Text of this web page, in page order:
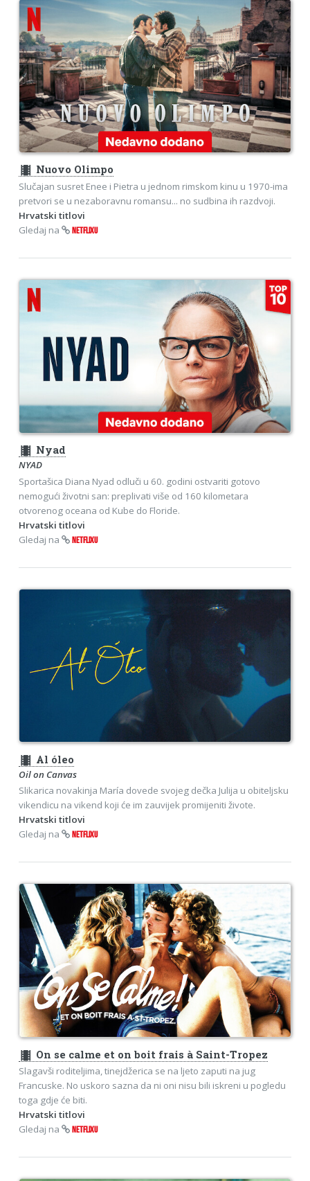
theaters Nuovo Olimpo
Slučajan susret Enee i Pietra u jednom rimskom kinu u 1970-ima
pretvori se u nezaboravnu romansu... no sudbina ih razdvoji.
Hrvatski titlovi
Gledaj na
NETFLIXU
theaters Nyad
NYAD
Sportašica Diana Nyad odluči u 60. godini ostvariti gotovo
nemogući životni san: preplivati više od 160 kilometara
otvorenog oceana od Kube do Floride.
Hrvatski titlovi
Gledaj na
NETFLIXU
theaters Al óleo
Oil on Canvas
Slikarica novakinja María dovede svojeg dečka Julija u obiteljsku
vikendicu na vikend koji će im zauvijek promijeniti živote.
Hrvatski titlovi
Gledaj na
NETFLIXU
theaters On se calme et on boit frais à Saint-Tropez
Slagavši roditeljima, tinejdžerica se na ljeto zaputi na jug
Francuske. No uskoro sazna da ni oni nisu bili iskreni u pogledu
toga gdje će biti.
Hrvatski titlovi
Gledaj na
NETFLIXU